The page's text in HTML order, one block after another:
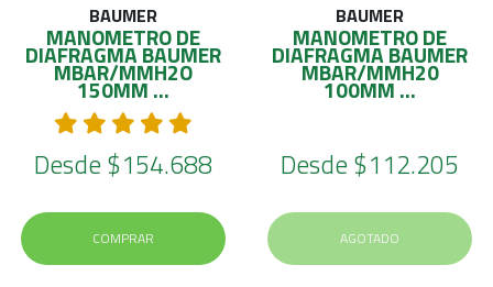
BAUMER
MANOMETRO DE
DIAFRAGMA BAUMER
MBAR/MMH2O
150MM ...
Desde$154.688
COMPRAR
BAUMER
MANOMETRO DE
DIAFRAGMA BAUMER
MBAR/MMH20
100MM ...
Desde$112.205
AGOTADO